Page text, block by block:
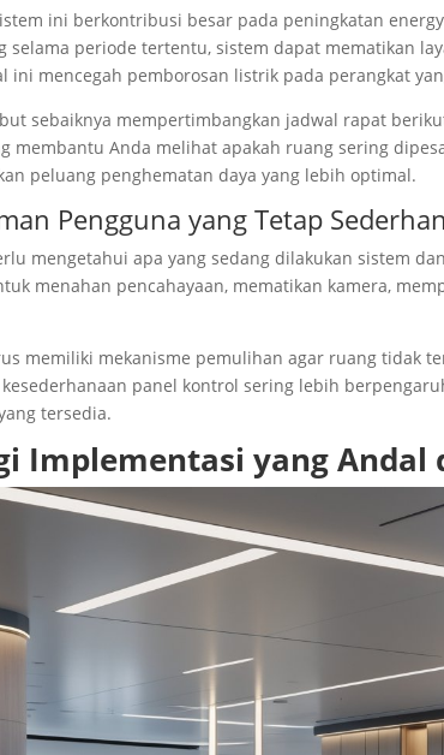
ini berkontribusi besar pada peningkatan
selama periode tertentu, sistem dapat mematikan
ini mencegah pemborosan listrik pada perangkat
sebaiknya mempertimbangkan jadwal rapat
membantu Anda melihat apakah ruang sering
peluang penghematan daya yang lebih optimal.
Pengguna yang Tetap
mengetahui apa yang sedang dilakukan sistem
menahan pencahayaan, mematikan kamera,
memiliki mekanisme pemulihan agar ruang tidak
kesederhanaan panel kontrol sering lebih
tersedia.
Implementasi yang Andal